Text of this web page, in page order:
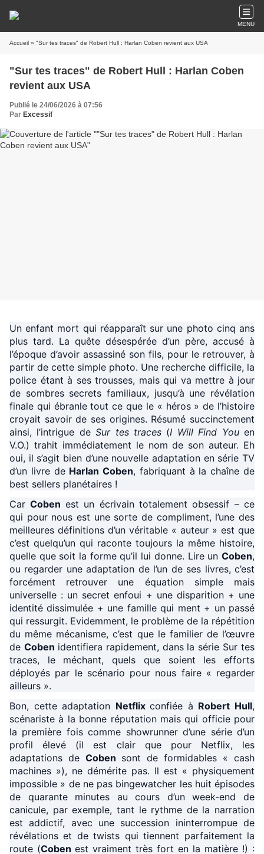
MENU
Accueil » "Sur tes traces" de Robert Hull : Harlan Coben revient aux USA
"Sur tes traces" de Robert Hull : Harlan Coben
revient aux USA
Publié le 24/06/2026 à 07:56
Par Excessif
Un enfant mort qui réapparaît sur une photo cinq ans
plus tard. La quête désespérée d’un père, accusé à
l’époque d’avoir assassiné son fils, pour le retrouver, à
partir de cette simple photo. Une recherche difficile, la
police étant à ses trousses, mais qui va mettre à jour
de sombres secrets familiaux, jusqu’à une révélation
finale qui ébranle tout ce que le « héros » de l’histoire
croyait savoir de ses origines. Résumé succinctement
ainsi, l’intrigue de Sur tes traces (I Will Find You en
V.O.) trahit immédiatement le nom de son auteur. Eh
oui, il s’agit bien d’une nouvelle adaptation en série TV
d’un livre de Harlan Coben, fabriquant à la chaîne de
best sellers planétaires !
Car Coben est un écrivain totalement obsessif – ce
qui pour nous est une sorte de compliment, l’une des
meilleures définitions d’un véritable « auteur » est que
c’est quelqu’un qui raconte toujours la même histoire,
quelle que soit la forme qu’il lui donne. Lire un Coben,
ou regarder une adaptation de l’un de ses livres, c’est
forcément retrouver une équation simple mais
universelle : un secret enfoui + une disparition + une
identité dissimulée + une famille qui ment + un passé
qui ressurgit. Evidemment, le problème de la répétition
du même mécanisme, c’est que le familier de l’œuvre
de Coben identifiera rapidement, dans la série Sur tes
traces, le méchant, quels que soient les efforts
déployés par le scénario pour nous faire « regarder
ailleurs ».
Bon, cette adaptation Netflix confiée à Robert Hull,
scénariste à la bonne réputation mais qui officie pour
la première fois comme showrunner d’une série d’un
profil élevé (il est clair que pour Netflix, les
adaptations de Coben sont de formidables « cash
machines »), ne démérite pas. Il est « physiquement
impossible » de ne pas bingewatcher les huit épisodes
de quarante minutes au cours d’un week-end de
canicule, par exemple, tant le rythme de la narration
est addictif, avec une succession ininterrompue de
révélations et de twists qui tiennent parfaitement la
route (Coben est vraiment très fort en la matière !) :